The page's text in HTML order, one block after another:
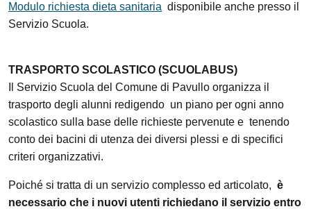
Modulo richiesta dieta sanitaria disponibile anche presso il
Servizio Scuola.
TRASPORTO SCOLASTICO (SCUOLABUS)
Il Servizio Scuola del Comune di Pavullo organizza il
trasporto degli alunni redigendo un piano per ogni anno
scolastico sulla base delle richieste pervenute e tenendo
conto dei bacini di utenza dei diversi plessi e di specifici
criteri organizzativi.
Poiché si tratta di un servizio complesso ed articolato, è
necessario che i nuovi utenti richiedano il servizio entro